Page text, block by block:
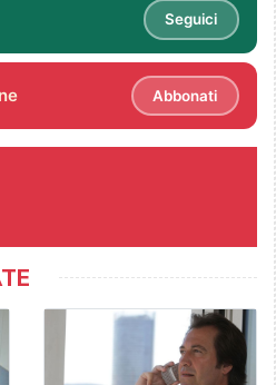
Seguici
Abbonati